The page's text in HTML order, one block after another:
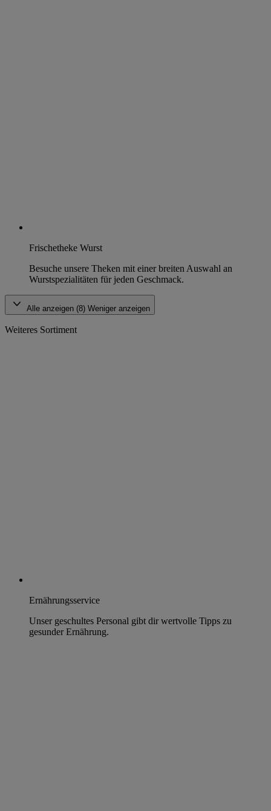
Frischetheke Wurst
Besuche unsere Theken mit einer breiten Auswahl an
Wurstspezialitäten für jeden Geschmack.
Alle anzeigen (8) Weniger anzeigen
Weiteres Sortiment
Ernährungsservice
Unser geschultes Personal gibt dir wertvolle Tipps zu
gesunder Ernährung.